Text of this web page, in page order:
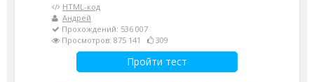
HTML-код
Андрей
Прохождений: 536 007
Просмотров: 875 141
309
Пройти тест